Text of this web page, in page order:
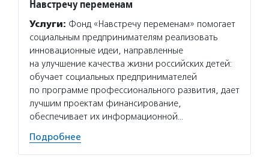
Навстречу переменам
Услуги: Фонд «Навстречу переменам» помогает
социальным предпринимателям реализовать
инновационные идеи, направленные
на улучшение качества жизни российских детей:
обучает социальных предпринимателей
по программе профессионального развития, дает
лучшим проектам финансирование,
обеспечивает их информационной…
Подробнее